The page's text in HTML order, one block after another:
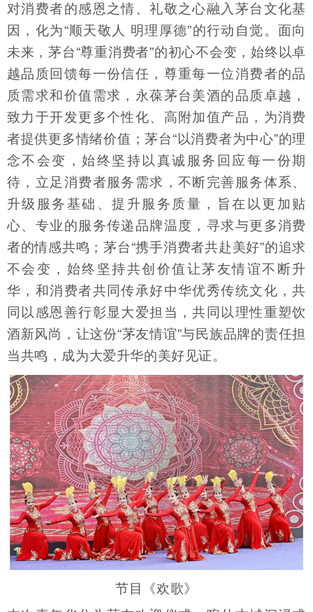
对消费者的感恩之情、礼敬之心融入茅台文化基
因，化为“顺天敬人 明理厚德”的行动自觉。面向
未来，茅台“尊重消费者”的初心不会变，始终以卓
越品质回馈每一份信任，尊重每一位消费者的品
质需求和价值需求，永葆茅台美酒的品质卓越，
致力于开发更多个性化、高附加值产品，为消费
者提供更多情绪价值；茅台“以消费者为中心”的理
念不会变，始终坚持以真诚服务回应每一份期
待，立足消费者服务需求，不断完善服务体系、
升级服务基础、提升服务质量，旨在以更加贴
心、专业的服务传递品牌温度，寻求与更多消费
者的情感共鸣；茅台“携手消费者共赴美好”的追求
不会变，始终坚持共创价值让茅友情谊不断升
华，和消费者共同传承好中华优秀传统文化，共
同以感恩善行彰显大爱担当，共同以理性重塑饮
酒新风尚，让这份“茅友情谊”与民族品牌的责任担
当共鸣，成为大爱升华的美好见证。
节目《欢歌》